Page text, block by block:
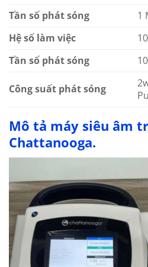
Tần số phát sóng
1
Hệ số làm việc
Tần số phát sóng
Công suất phát sóng
Mô tả máy siêu âm
Chattanooga.